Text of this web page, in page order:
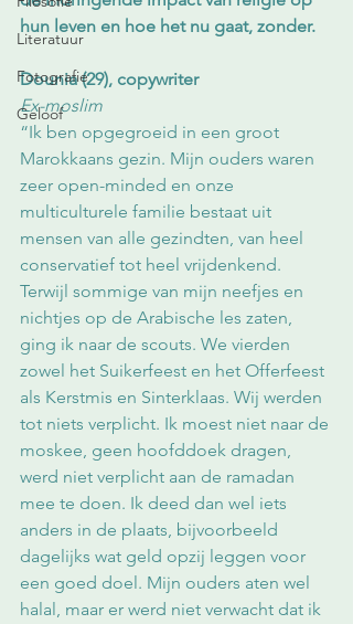
Literatuur
Fotografie
Geloof
hun leven en hoe het nu gaat, zonder.
Dounia (29), copywriter
Ex-moslim
“Ik ben opgegroeid in een groot
Marokkaans gezin. Mijn ouders waren
zeer open-minded en onze
multiculturele familie bestaat uit
mensen van alle gezindten, van heel
conservatief tot heel vrijdenkend.
Terwijl sommige van mijn neefjes en
nichtjes op de Arabische les zaten,
ging ik naar de scouts. We vierden
zowel het Suikerfeest en het Offerfeest
als Kerstmis en Sinterklaas. Wij werden
tot niets verplicht. Ik moest niet naar de
moskee, geen hoofddoek dragen,
werd niet verplicht aan de ramadan
mee te doen. Ik deed dan wel iets
anders in de plaats, bijvoorbeeld
dagelijks wat geld opzij leggen voor
een goed doel. Mijn ouders aten wel
halal, maar er werd niet verwacht dat ik